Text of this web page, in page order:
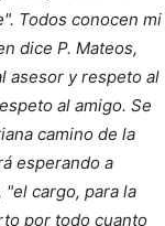
Todos conocen mi
dice P. Mateos,
asesor y respeto al
al amigo. Se
camino de la
esperando a
cargo, para la
por todo cuanto